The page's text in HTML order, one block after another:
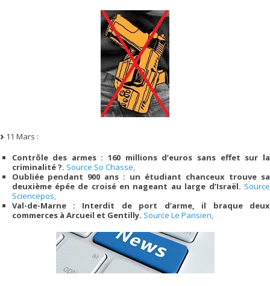
11 Mars :
Contrôle des armes : 160 millions d’euros sans effet sur la
criminalité ?. Source So Chasse,
Oubliée pendant 900 ans : un étudiant chanceux trouve sa
deuxième épée de croisé en nageant au large d’Israël. Source
Sciencepos,
Val-de-Marne : Interdit de port d’arme, il braque deux
commerces à Arcueil et Gentilly. Source Le Parisien,